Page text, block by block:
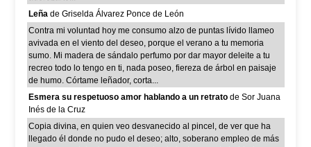
Leña de Griselda Álvarez Ponce de León
Contra mi voluntad hoy me consumo alzo de puntas lívido llameo
avivada en el viento del deseo, porque el verano a tu memoria
sumo. Mi madera de sándalo perfumo por dar mayor deleite a tu
recreo todo lo tengo en ti, nada poseo, fiereza de árbol en paisaje
de humo. Córtame leñador, corta...
Esmera su respetuoso amor hablando a un retrato de Sor Juana
Inés de la Cruz
Copia divina, en quien veo desvanecido al pincel, de ver que ha
llegado él donde no pudo el deseo; alto, soberano empleo de más